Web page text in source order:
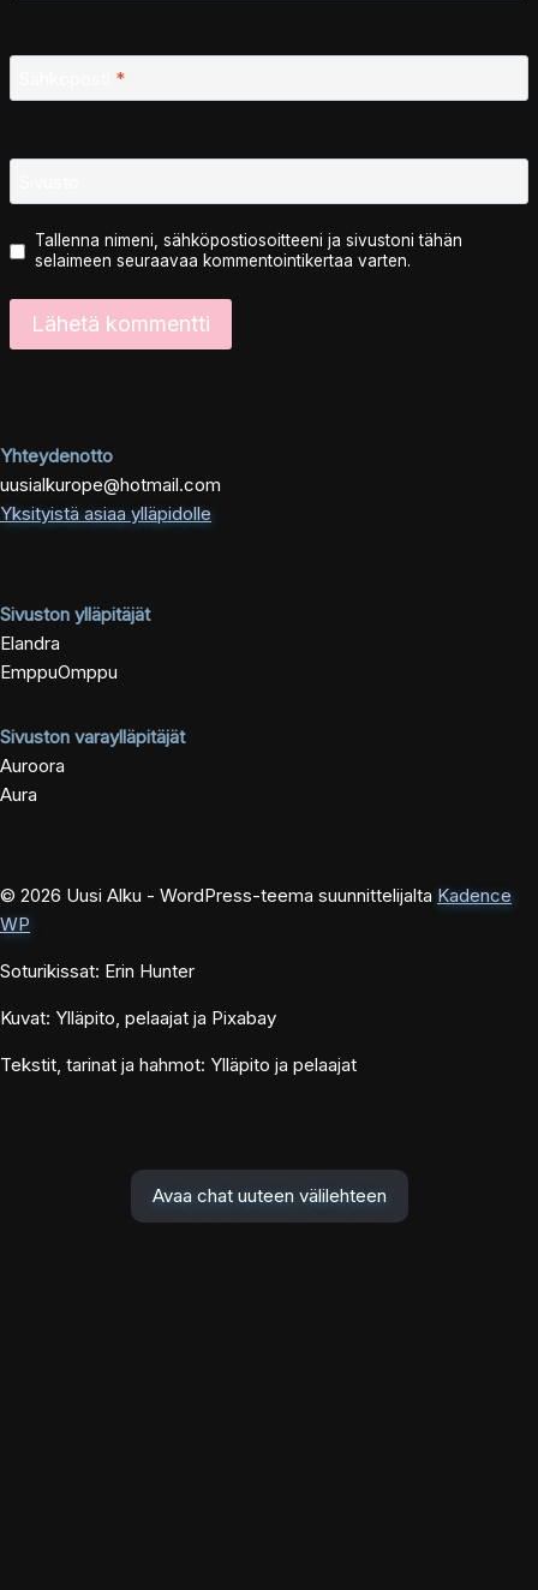
*
Tallenna nimeni, sähköpostiosoitteeni ja sivustoni tähän
selaimeen seuraavaa kommentointikertaa varten.
Yhteydenotto
uusialkurope@hotmail.com
Yksityistä asiaa ylläpidolle
Sivuston ylläpitäjät
Elandra
EmppuOmppu
Sivuston varaylläpitäjät
Auroora
Aura
© 2026 Uusi Alku - WordPress-teema suunnittelijalta Kadence
WP
Soturikissat: Erin Hunter
Kuvat: Ylläpito, pelaajat ja Pixabay
Tekstit, tarinat ja hahmot: Ylläpito ja pelaajat
Avaa chat uuteen välilehteen